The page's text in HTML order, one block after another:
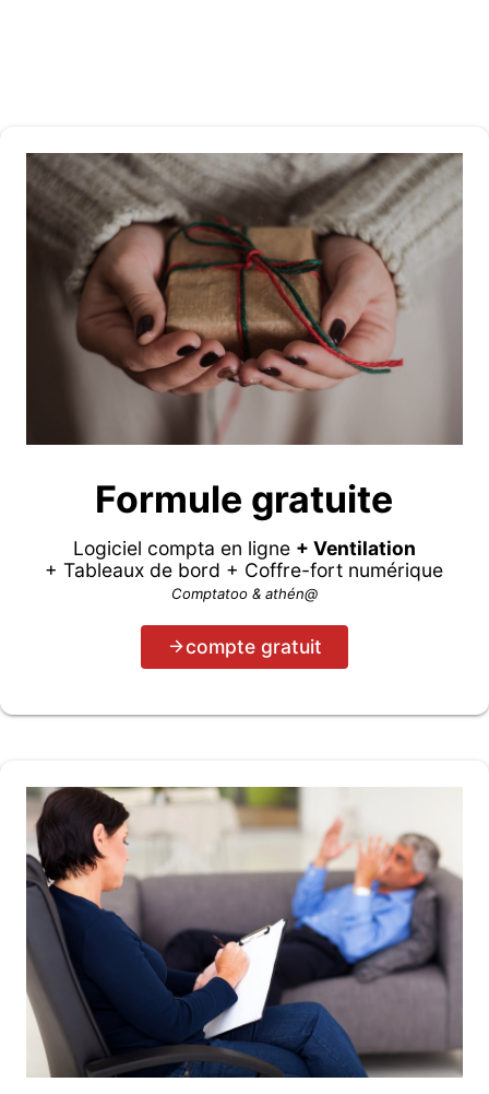
Formule gratuite
Logiciel compta en ligne + Ventilation
+ Tableaux de bord + Coffre-fort numérique
Comptatoo & athén@
compte gratuit